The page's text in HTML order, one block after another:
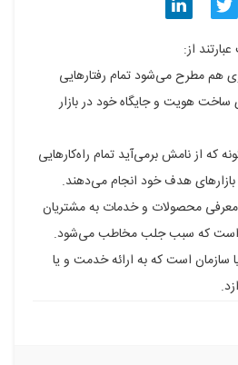
گذاری
در
گذاری
در
از:
هم مطرح می‌شود تمام رفتارهایی
هویت و جایگاه خود در بازار
که از نامش برمی‌آید تمام راه‌کارهایی
هدف خود انجام می‌دهند.
محصولات و خدمات به مشتریان
که سبب جلب مخاطب می‌شود.
است که به ارائه خدمت و یا